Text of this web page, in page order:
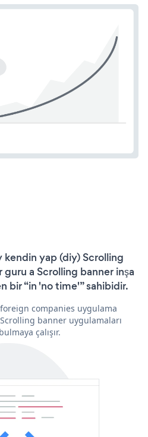
kendin yap (diy) Scrolling
a Scrolling banner inşa
bir “in 'no time'” sahibidir.
companies uygulama
banner uygulamaları
çalışır.